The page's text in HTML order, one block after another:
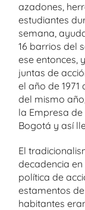
azadones,
estudiantes
semana,
16 barrios del
ese entonces,
juntas de
el año de
del mismo
la Empresa
Bogotá y así
El
decadencia
política de
estamentos
habitantes